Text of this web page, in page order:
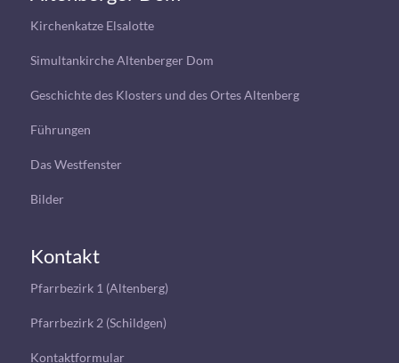
Kirchenkatze Elsalotte
Simultankirche Altenberger Dom
Geschichte des Klosters und des Ortes Altenberg
Führungen
Das Westfenster
Bilder
Kontakt
Pfarrbezirk 1 (Altenberg)
Pfarrbezirk 2 (Schildgen)
Kontaktformular